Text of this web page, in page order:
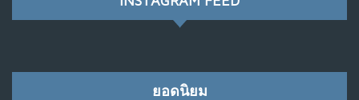
เมื่อโลกออนไลน์ กลายเป็น“ศาลเตี้ย”
ยอดนิยม